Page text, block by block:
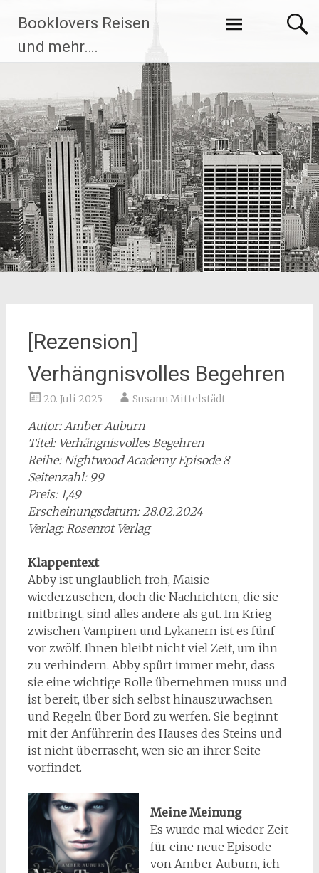
Inhalt
springen
Booklovers Reisen
und mehr….
[Rezension]
Verhängnisvolles Begehren
20. Juli 2025 Susann Mittelstädt
Autor: Amber Auburn
Titel: Verhängnisvolles Begehren
Reihe: Nightwood Academy Episode 8
Seitenzahl: 99
Preis: 1,49
Erscheinungsdatum: 28.02.2024
Verlag: Rosenrot Verlag
Klappentext
Abby ist unglaublich froh, Maisie
wiederzusehen, doch die Nachrichten, die sie
mitbringt, sind alles andere als gut. Im Krieg
zwischen Vampiren und Lykanern ist es fünf
vor zwölf. Ihnen bleibt nicht viel Zeit, um ihn
zu verhindern. Abby spürt immer mehr, dass
sie eine wichtige Rolle übernehmen muss und
ist bereit, über sich selbst hinauszuwachsen
und Regeln über Bord zu werfen. Sie beginnt
mit der Anführerin des Hauses des Steins und
ist nicht überrascht, wen sie an ihrer Seite
vorfindet.
Meine Meinung
Es wurde mal wieder Zeit
für eine neue Episode
von Amber Auburn, ich